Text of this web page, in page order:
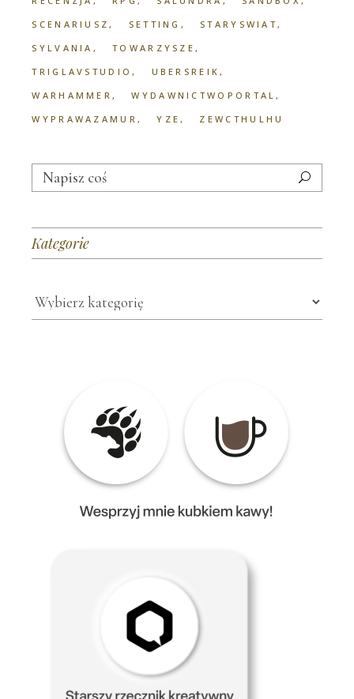
SCENARIUSZ
SETTING
STARYSWIAT
SYLVANIA
TOWARZYSZE
TRIGLAVSTUDIO
UBERSREIK
WARHAMMER
WYDAWNICTWOPORTAL
WYPRAWAZAMUR
YZE ZEWCTHULHU
Search
for:
Kategorie